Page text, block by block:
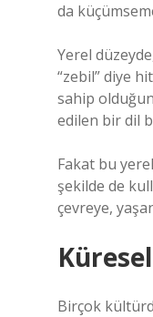
da
Yerel
“zebil” diye
sahip
edilen bir dil
Fakat bu
şekilde de
çevreye,
Birçok